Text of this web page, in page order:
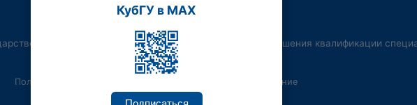
университет, Институт переподготовки и повышения квалификации
Политика конфиденциальности Пользовательское соглашение
КубГУ в MAX